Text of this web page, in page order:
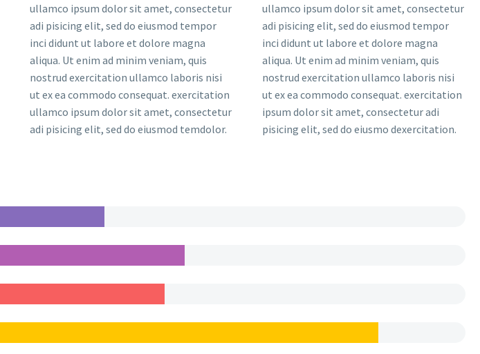
ullamco ipsum dolor sit amet, consectetur
adi pisicing elit, sed do eiusmod tempor
inci didunt ut labore et dolore magna
aliqua. Ut enim ad minim veniam, quis
nostrud exercitation ullamco laboris nisi
ut ex ea commodo consequat. exercitation
ullamco ipsum dolor sit amet, consectetur
adi pisicing elit, sed do eiusmod temdolor.
ullamco ipsum dolor sit amet, consectetur
adi pisicing elit, sed do eiusmod tempor
inci didunt ut labore et dolore magna
aliqua. Ut enim ad minim veniam, quis
nostrud exercitation ullamco laboris nisi
ut ex ea commodo consequat. exercitation
ipsum dolor sit amet, consectetur adi
pisicing elit, sed do eiusmo dexercitation.